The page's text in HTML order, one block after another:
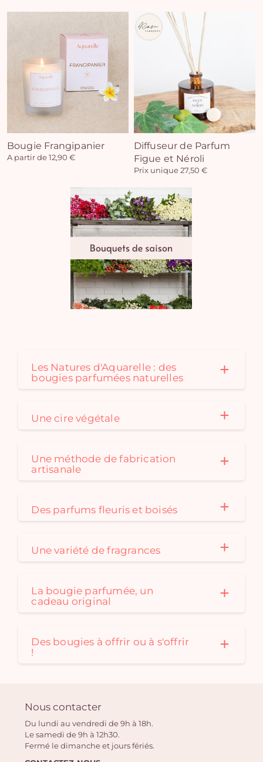
Bougie Frangipanier
A partir de 12,90 €
Diffuseur de Parfum
Figue et Néroli
Prix unique 27,50 €
Les Natures d'Aquarelle : des
bougies parfumées naturelles
Une cire végétale
Une méthode de fabrication
artisanale
Des parfums fleuris et boisés
Une variété de fragrances
La bougie parfumée, un
cadeau original
Des bougies à offrir ou à s'offrir
!
Nous contacter
Du lundi au vendredi de 9h à 18h.
Le samedi de 9h à 12h30.
Fermé le dimanche et jours fériés.